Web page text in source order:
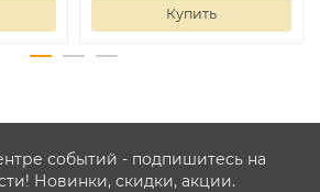
Купить
событий - подпишитесь на
Новинки, скидки, акции.